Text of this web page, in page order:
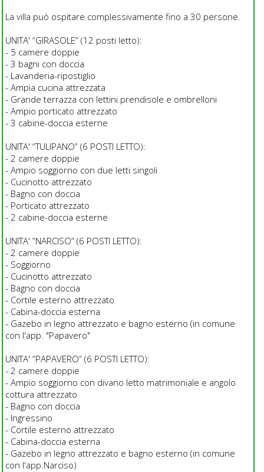
La villa può ospitare complessivamente fino a 30 persone.
UNITA' “GIRASOLE” (12 posti letto):
- 5 camere doppie
- 3 bagni con doccia
- Lavanderia-ripostiglio
- Ampia cucina attrezzata
- Grande terrazza con lettini prendisole e ombrelloni
- Ampio porticato attrezzato
- 3 cabine-doccia esterne
UNITA' “TULIPANO” (6 POSTI LETTO):
- 2 camere doppie
- Ampio soggiorno con due letti singoli
- Cucinotto attrezzato
- Bagno con doccia
- Porticato attrezzato
- 2 cabine-doccia esterne
UNITA' ”NARCISO” (6 POSTI LETTO):
- 2 camere doppie
- Soggiorno
- Cucinotto attrezzato
- Bagno con doccia
- Cortile esterno attrezzato
- Cabina-doccia esterna
- Gazebo in legno attrezzato e bagno esterno (in comune
con l'app. "Papavero"
UNITA' ”PAPAVERO” (6 POSTI LETTO):
- 2 camere doppie
- Ampio soggiorno con divano letto matrimoniale e angolo
cottura attrezzato
- Bagno con doccia
- Ingressino
- Cortile esterno attrezzato
- Cabina-doccia esterna
- Gazebo in legno attrezzato e bagno esterno (in comune
con l'app.Narciso)